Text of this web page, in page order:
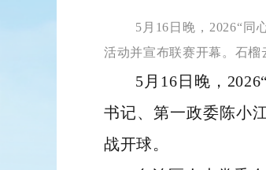
5月16日晚，2026“同
活动并宣布联赛开幕。石
5月16日晚，
书记、第一政委陈小
战开球。